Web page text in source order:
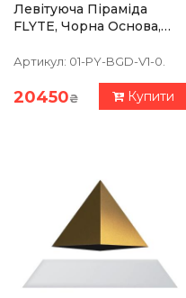
Левітуюча Піраміда
FLYTE, Чорна Основа,
Артикул: 01-PY-BGD-V1-0.
20450₴ Купити